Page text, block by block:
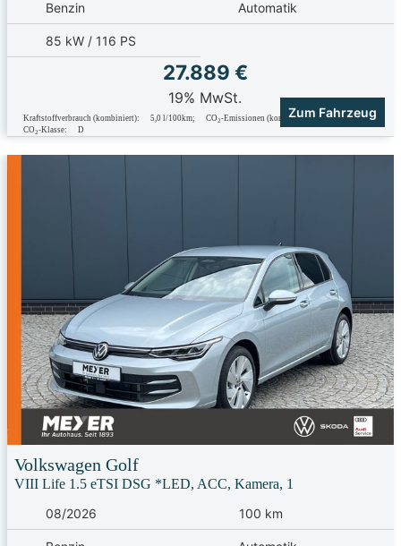
Benzin Automatik
85 kW / 116 PS
27.889 €
19% MwSt.
Kraftstoffverbrauch (kombiniert): 5,0 l/100km; CO2-Emissionen (kombiniert): 116.0 g/km;
CO2-Klasse: D
Zum Fahrzeug
Volkswagen Golf
VIII Life 1.5 eTSI DSG *LED, ACC, Kamera, 1
08/2026
100 km